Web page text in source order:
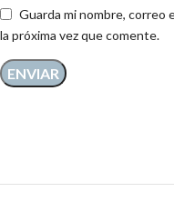
Guarda mi nombre, correo
la próxima vez que comente.